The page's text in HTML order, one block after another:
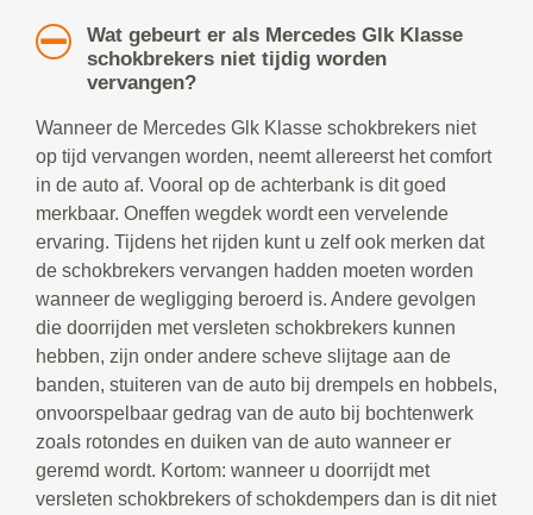
Wat gebeurt er als Mercedes Glk Klasse
schokbrekers niet tijdig worden
vervangen?
Wanneer de Mercedes Glk Klasse schokbrekers niet
op tijd vervangen worden, neemt allereerst het comfort
in de auto af. Vooral op de achterbank is dit goed
merkbaar. Oneffen wegdek wordt een vervelende
ervaring. Tijdens het rijden kunt u zelf ook merken dat
de schokbrekers vervangen hadden moeten worden
wanneer de wegligging beroerd is. Andere gevolgen
die doorrijden met versleten schokbrekers kunnen
hebben, zijn onder andere scheve slijtage aan de
banden, stuiteren van de auto bij drempels en hobbels,
onvoorspelbaar gedrag van de auto bij bochtenwerk
zoals rotondes en duiken van de auto wanneer er
geremd wordt. Kortom: wanneer u doorrijdt met
versleten schokbrekers of schokdempers dan is dit niet